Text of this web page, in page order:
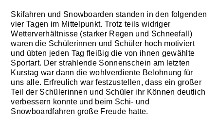
Skifahren und Snowboarden standen in den folgenden
vier Tagen im Mittelpunkt. Trotz teils widriger
Wetterverhältnisse (starker Regen und Schneefall)
waren die Schülerinnen und Schüler hoch motiviert
und übten jeden Tag fleißig die von ihnen gewählte
Sportart. Der strahlende Sonnenschein am letzten
Kurstag war dann die wohlverdiente Belohnung für
uns alle. Erfreulich war festzustellen, dass ein großer
Teil der Schülerinnen und Schüler ihr Können deutlich
verbessern konnte und beim Schi- und
Snowboardfahren große Freude hatte.